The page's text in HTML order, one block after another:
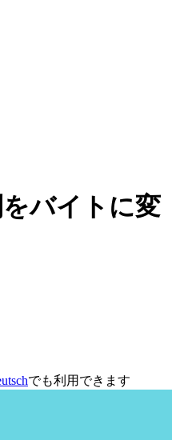
バイトに変
でも利用できます